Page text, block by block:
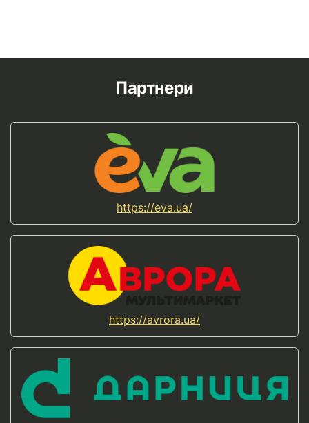
Партнери
https://eva.ua/
https://avrora.ua/